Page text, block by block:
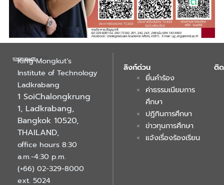
King Mongkut’s
Institute of Technology
Ladkrabang
1 SoiChalongkrung
1, Ladkrabang,
Bangkok 10520,
THAILAND,
office hours 8:30
a.m.-4:30 p.m.
(+66) 02-329-8000
ext. 5024
ลิงก์ด่วน
ยื่นคำร้อง
ค่าธรรมเนียมการ
ศึกษา
ปฏิทินการศึกษา
ข่าวทุนการศึกษา
แจ้งเรื่องร้องเรียน
ติ